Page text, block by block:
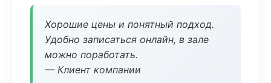
Хорошие цены и понятный подход.
Удобно записаться онлайн, в зале
можно поработать.
— Клиент компании